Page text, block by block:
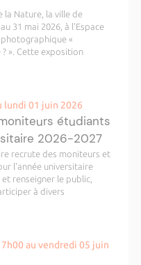
la Nature, la ville de
31 mai 2026, à l'Espace
photographique «
». Cette exposition
lundi 01 juin 2026
étudiants
2026-2027
recrute des moniteurs et
l'année universitaire
renseigner le public,
à divers
au vendredi 05 juin